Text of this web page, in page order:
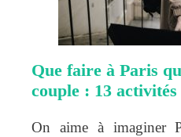
Que faire à Paris
couple : 13
On aime à imaginer